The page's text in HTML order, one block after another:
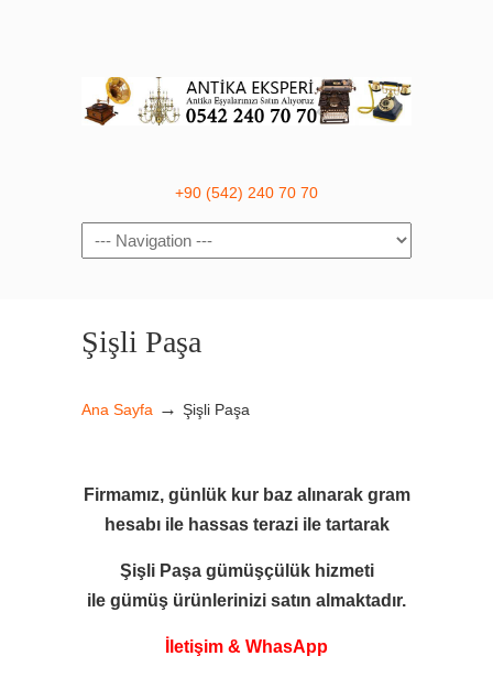
+90 (542) 240 70 70
Navigation
Şişli Paşa
Ana Sayfa → Şişli Paşa
Firmamız, günlük kur baz alınarak gram
hesabı ile hassas terazi ile tartarak
Şişli Paşa gümüşçülük hizmeti
ile gümüş ürünlerinizi satın almaktadır.
İletişim & WhasApp